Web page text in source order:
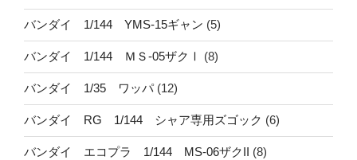
バンダイ 1/144 YMS-15ギャン (5)
バンダイ 1/144 ＭＳ-05ザクⅠ (8)
バンダイ 1/35 ワッパ(12)
バンダイ RG 1/144 シャア専用ズゴック (6)
バンダイ エコプラ 1/144 MS-06ザクII (8)